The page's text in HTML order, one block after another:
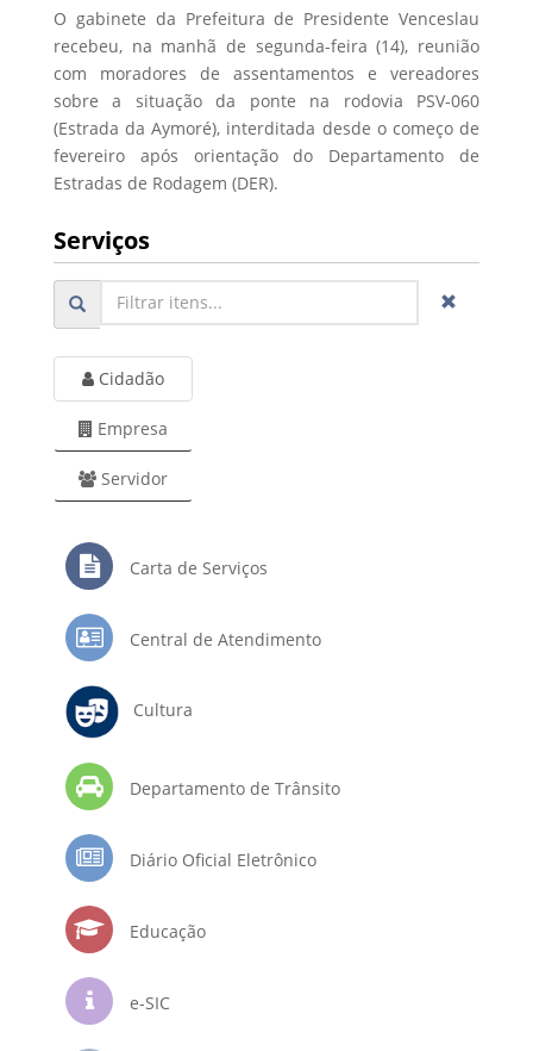
O gabinete da Prefeitura de Presidente Venceslau
recebeu, na manhã de segunda-feira (14), reunião
com moradores de assentamentos e vereadores
sobre a situação da ponte na rodovia PSV-060
(Estrada da Aymoré), interditada desde o começo de
fevereiro após orientação do Departamento de
Estradas de Rodagem (DER).
Serviços
Cidadão
Empresa
Servidor
Carta de Serviços
Central de Atendimento
Cultura
Departamento de Trânsito
Diário Oficial Eletrônico
Educação
e-SIC